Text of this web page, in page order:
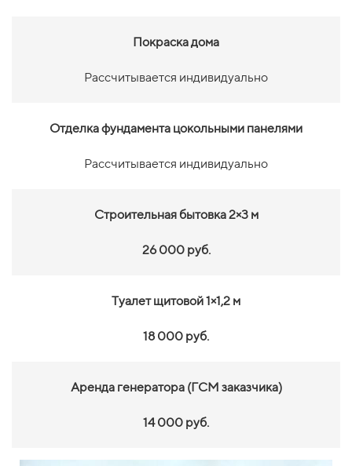
Покраска дома
Рассчитывается индивидуально
Отделка фундамента цокольными панелями
Рассчитывается индивидуально
Строительная бытовка 2×3 м
26 000 руб.
Туалет щитовой 1×1,2 м
18 000 руб.
Аренда генератора (ГСМ заказчика)
14 000 руб.